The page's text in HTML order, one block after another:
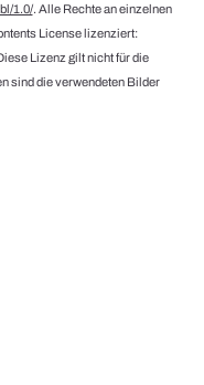
1.0/. Alle Rechte an einzelnen
License lizenziert:
Lizenz gilt nicht für die
sind die verwendeten Bilder